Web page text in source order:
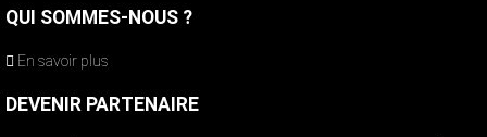
QUI SOMMES-NOUS ?
En savoir plus
DEVENIR PARTENAIRE